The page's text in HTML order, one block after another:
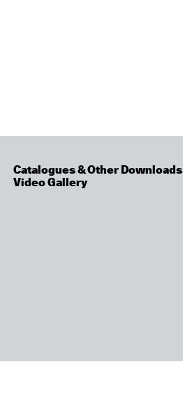
Catalogues & Other Downloads
Video Gallery